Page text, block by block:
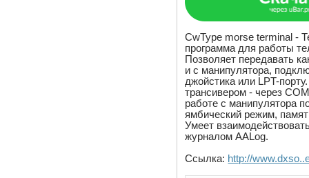
CwType morse terminal -
программа для работы
Позволяет передавать
и с манипулятора,
джойстика или LPT-
трансивером - через
работе с манипулятора
ямбический режим,
Умеет
журналом AALog.
Ссылка: http://